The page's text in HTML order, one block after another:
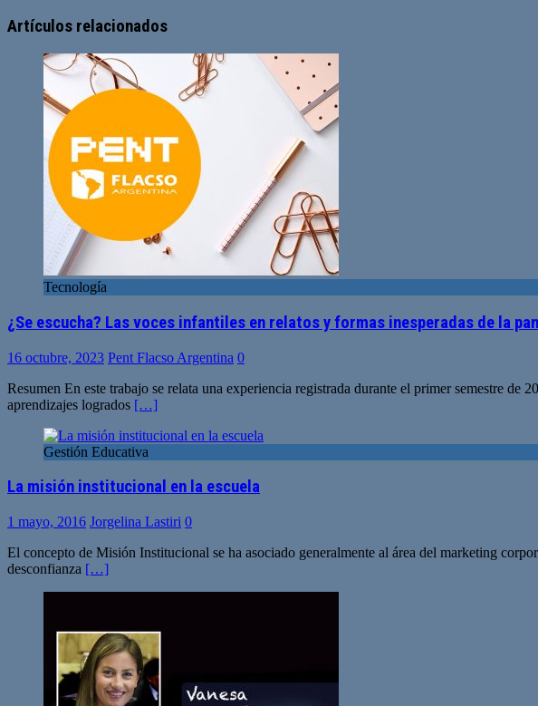
web
Artículos relacionados
Tecnología
¿Se escucha? Las voces infantiles en relatos y formas inesperadas de la
16 octubre, 2023 Pent Flacso Argentina 0
Resumen En este trabajo se relata una experiencia registrada durante el primer semestre
aprendizajes logrados […]
Gestión Educativa
La misión institucional en la escuela
1 mayo, 2016 Jorgelina Lastiri 0
El concepto de Misión Institucional se ha asociado generalmente al área del marketing
desconfianza […]